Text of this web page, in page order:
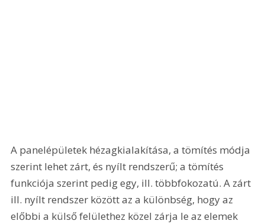
A panelépületek hézagkialakítása, a tömítés módja
szerint lehet zárt, és nyílt rendszerű; a tömítés
funkciója szerint pedig egy, ill. többfokozatú. A zárt
ill. nyílt rendszer között az a különbség, hogy az
előbbi a külső felülethez közel zárja le az elemek